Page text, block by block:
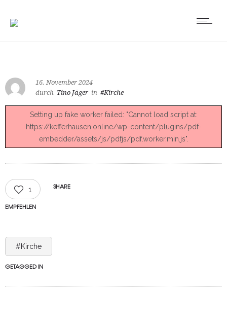
16. November 2024
durch Tino Jäger in #Kirche
Setting up fake worker failed: "Cannot load script at:
https://kefferhausen.online/wp-content/plugins/pdf-
embedder/assets/js/pdfjs/pdf.worker.min.js".
1
EMPFEHLEN
SHARE
#Kirche
GETAGGED IN